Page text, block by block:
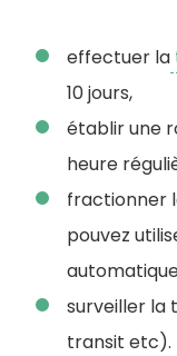
effectuer la
10 jours,
établir une
heure
fractionner
pouvez
surveiller la
transit etc).